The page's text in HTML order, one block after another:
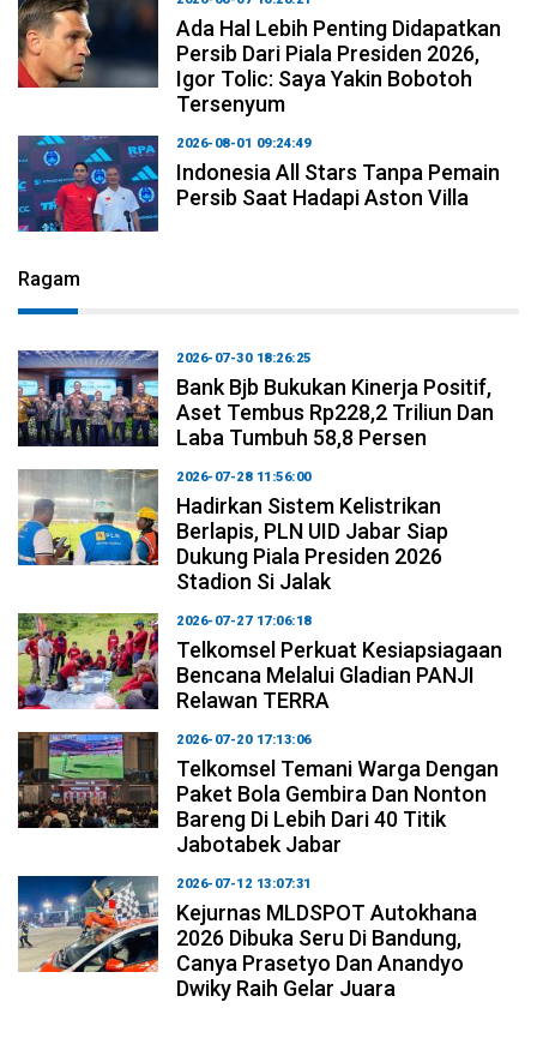
Ada Hal Lebih Penting Didapatkan
Persib Dari Piala Presiden 2026,
Igor Tolic: Saya Yakin Bobotoh
Tersenyum
2026-08-01 09:24:49
Indonesia All Stars Tanpa Pemain
Persib Saat Hadapi Aston Villa
Ragam
2026-07-30 18:26:25
Bank Bjb Bukukan Kinerja Positif,
Aset Tembus Rp228,2 Triliun Dan
Laba Tumbuh 58,8 Persen
2026-07-28 11:56:00
Hadirkan Sistem Kelistrikan
Berlapis, PLN UID Jabar Siap
Dukung Piala Presiden 2026
Stadion Si Jalak
2026-07-27 17:06:18
Telkomsel Perkuat Kesiapsiagaan
Bencana Melalui Gladian PANJI
Relawan TERRA
2026-07-20 17:13:06
Telkomsel Temani Warga Dengan
Paket Bola Gembira Dan Nonton
Bareng Di Lebih Dari 40 Titik
Jabotabek Jabar
2026-07-12 13:07:31
Kejurnas MLDSPOT Autokhana
2026 Dibuka Seru Di Bandung,
Canya Prasetyo Dan Anandyo
Dwiky Raih Gelar Juara